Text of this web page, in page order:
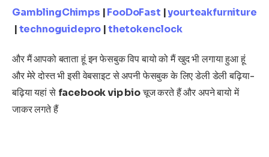
GamblingChimps |FooDoFast |yourteakfurniture
|technoguidepro |thetokenclock
और मैं आपको बताता हूं इन फेसबुक विप बायो को मैं खुद भी लगाया हुआ हूं
और मेरे दोस्त भी इसी वेबसाइट से अपनी फेसबुक के लिए डेली डेली बढ़िया-
बढ़िया यहां से facebook vip bioचूज करते हैं और अपने बायो में
जाकर लगते हैं